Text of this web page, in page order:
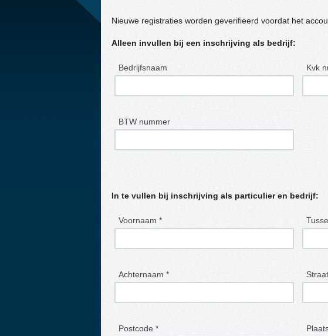
Nieuwe registraties worden geverifieerd voordat het
Alleen invullen bij een inschrijving als bedrijf:
Bedrijfsnaam Kvk
BTW nummer
In te vullen bij inschrijving als particulier en bedrijf:
Voornaam *
Achternaam *
Postcode *